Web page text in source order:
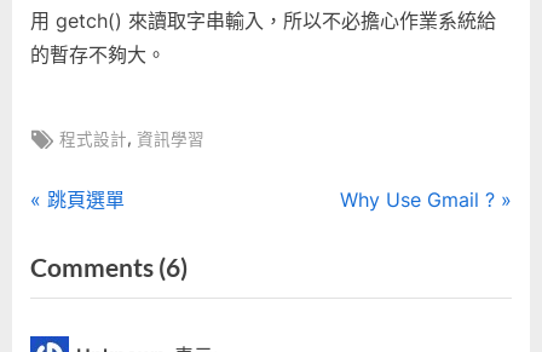
用 getch() 來讀取字串輸入，所以不必擔心作業系統給
的暫存不夠大。
Tags:
程式設計,資訊學習
文
章
導
P
e
v
i
跳頁選單
N
t
Why Use Gmail ?
Comments (6)on
“C++
輸